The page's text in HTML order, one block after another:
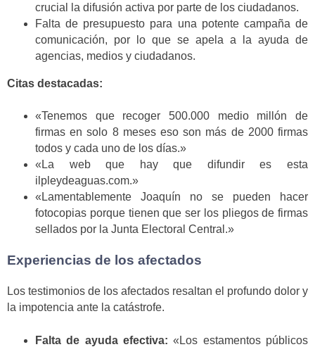
crucial la difusión activa por parte de los ciudadanos.
Falta de presupuesto para una potente campaña de
comunicación, por lo que se apela a la ayuda de
agencias, medios y ciudadanos.
Citas destacadas:
«Tenemos que recoger 500.000 medio millón de
firmas en solo 8 meses eso son más de 2000 firmas
todos y cada uno de los días.»
«La web que hay que difundir es esta
ilpleydeaguas.com.»
«Lamentablemente Joaquín no se pueden hacer
fotocopias porque tienen que ser los pliegos de firmas
sellados por la Junta Electoral Central.»
Experiencias de los afectados
Los testimonios de los afectados resaltan el profundo dolor y
la impotencia ante la catástrofe.
Falta de ayuda efectiva: «Los estamentos públicos